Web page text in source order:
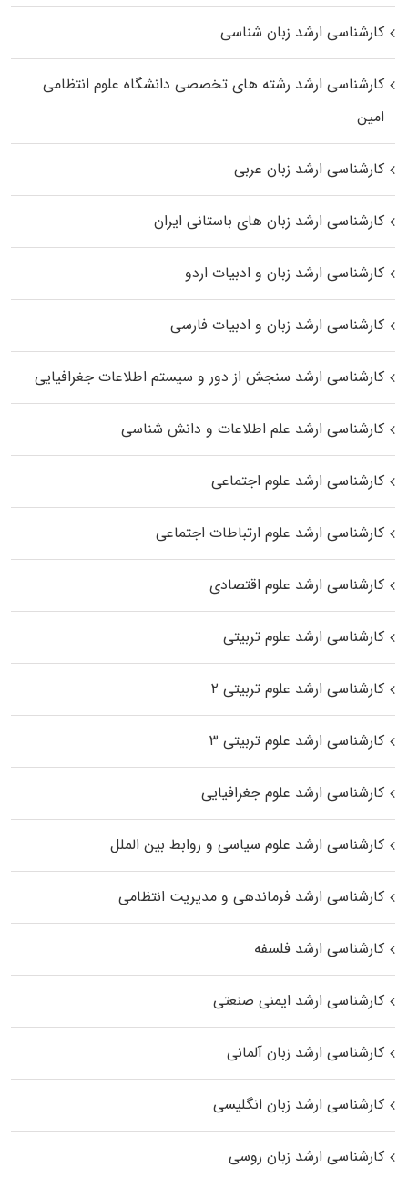
کارشناسی ارشد زبان شناسی
کارشناسی ارشد رﺷﺘﻪ ﻫﺎی تخصصی داﻧﺸﮕﺎه ﻋﻠﻮم انتظامی
اﻣﻴﻦ
کارشناسی ارشد زبان عربی
کارشناسی ارشد زبان‌ های باستانی ایران
کارشناسی ارشد زبان و ادبیات اردو
کارشناسی ارشد زبان و ادبیات فارسی
کارشناسی ارشد سنجش از دور و سیستم اطلاعات جغرافیایی
کارشناسی ارشد علم اطلاعات و دانش شناسی
کارشناسی ارشد علوم اجتماعی
کارشناسی ارشد علوم ارتباطات اجتماعی
کارشناسی ارشد علوم اقتصادی
کارشناسی ارشد علوم تربیتی
کارشناسی ارشد علوم تربیتی ۲
کارشناسی ارشد علوم تربیتی ۳
کارشناسی ارشد علوم جغرافیایی
کارشناسی ارشد علوم سیاسی و روابط بین الملل
کارشناسی ارشد فرماندهی و مدیریت انتظامی
کارشناسی ارشد فلسفه
کارشناسی ارشد ایمنی صنعتی
کارشناسی ارشد زبان آلمانی
کارشناسی ارشد زبان انگلیسی
کارشناسی ارشد زبان روسی